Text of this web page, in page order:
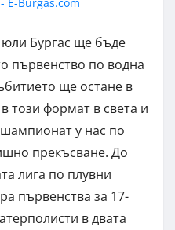
Бургас ще бъде
първенство по водна
ще остане в
този формат в света и
у нас по
прекъсване. До
лига по плувни
първенства за 17-
в двата